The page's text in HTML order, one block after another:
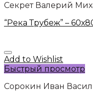
Секрет Валерий
“Река Трубеж” –
Add to Wishlist
Быстрый просмотр
Сорокин Иван